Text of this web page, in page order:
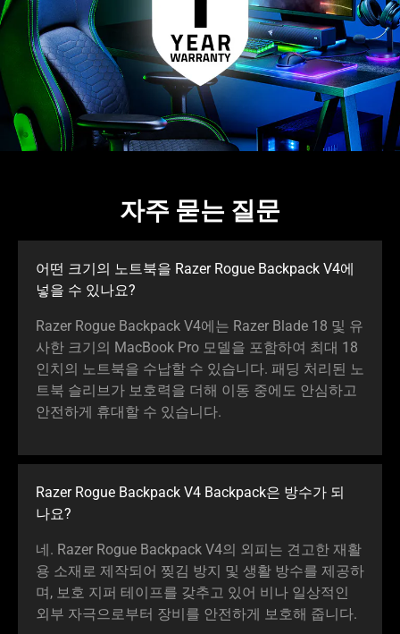
자주 묻는 질문
어떤 크기의 노트북을 Razer Rogue Backpack V4에
넣을 수 있나요?
Razer Rogue Backpack V4에는 Razer Blade 18 및 유
사한 크기의 MacBook Pro 모델을 포함하여 최대 18
인치의 노트북을 수납할 수 있습니다. 패딩 처리된 노
트북 슬리브가 보호력을 더해 이동 중에도 안심하고
안전하게 휴대할 수 있습니다.
Razer Rogue Backpack V4 Backpack은 방수가 되
나요?
네. Razer Rogue Backpack V4의 외피는 견고한 재활
용 소재로 제작되어 찢김 방지 및 생활 방수를 제공하
며, 보호 지퍼 테이프를 갖추고 있어 비나 일상적인
외부 자극으로부터 장비를 안전하게 보호해 줍니다.